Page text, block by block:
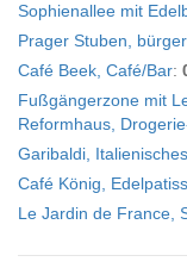
Sophienallee mit
Prager Stuben,
Café Beek, Café/Bar:
Fußgängerzone mit
Reformhaus,
Garibaldi,
Café König,
Le Jardin de France,